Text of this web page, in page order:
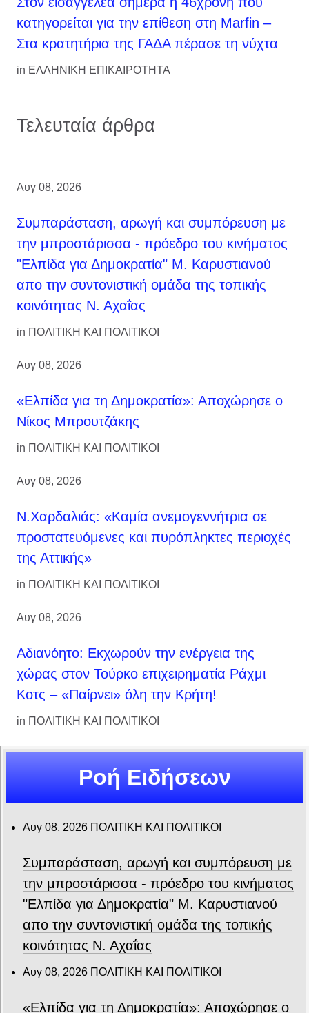
κατηγορείται για την επίθεση στη Marfin –
Στα κρατητήρια της ΓΑΔΑ πέρασε τη νύχτα
in ΕΛΛΗΝΙΚΗ ΕΠΙΚΑΙΡΟΤΗΤΑ
Τελευταία άρθρα
Αυγ 08, 2026
Συμπαράσταση, αρωγή και συμπόρευση με
την μπροστάρισσα - πρόεδρο του κινήματος
"Ελπίδα για Δημοκρατία" Μ. Καρυστιανού
απο την συντονιστική ομάδα της τοπικής
κοινότητας Ν. Αχαΐας
in ΠΟΛΙΤΙΚΗ ΚΑΙ ΠΟΛΙΤΙΚΟΙ
Αυγ 08, 2026
«Ελπίδα για τη Δημοκρατία»: Αποχώρησε ο
Νίκος Μπρουτζάκης
in ΠΟΛΙΤΙΚΗ ΚΑΙ ΠΟΛΙΤΙΚΟΙ
Αυγ 08, 2026
Ν.Χαρδαλιάς: «Καμία ανεμογεννήτρια σε
προστατευόμενες και πυρόπληκτες περιοχές
της Αττικής»
in ΠΟΛΙΤΙΚΗ ΚΑΙ ΠΟΛΙΤΙΚΟΙ
Αυγ 08, 2026
Αδιανόητο: Εκχωρούν την ενέργεια της
χώρας στον Τούρκο επιχειρηματία Ράχμι
Κοτς – «Παίρνει» όλη την Κρήτη!
in ΠΟΛΙΤΙΚΗ ΚΑΙ ΠΟΛΙΤΙΚΟΙ
Ροή Ειδήσεων
Αυγ 08, 2026 ΠΟΛΙΤΙΚΗ ΚΑΙ ΠΟΛΙΤΙΚΟΙ
Συμπαράσταση, αρωγή και συμπόρευση με
την μπροστάρισσα - πρόεδρο του κινήματος
"Ελπίδα για Δημοκρατία" Μ. Καρυστιανού
απο την συντονιστική ομάδα της τοπικής
κοινότητας Ν. Αχαΐας
Αυγ 08, 2026 ΠΟΛΙΤΙΚΗ ΚΑΙ ΠΟΛΙΤΙΚΟΙ
«Ελπίδα για τη Δημοκρατία»: Αποχώρησε ο